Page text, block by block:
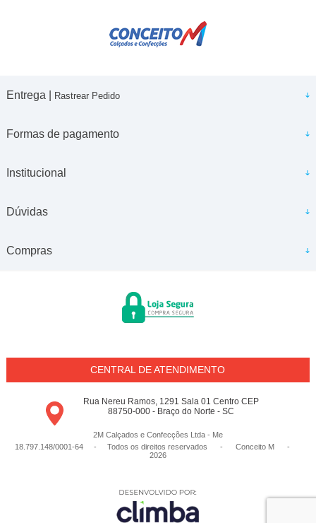
Entrega | Rastrear Pedido
Formas de pagamento
Institucional
Dúvidas
Compras
CENTRAL DE ATENDIMENTO
Rua Nereu Ramos, 1291 Sala 01 Centro CEP
88750-000 - Braço do Norte - SC
2M Calçados e Confecções Ltda - Me
18.797.148/0001-64 - Todos os direitos reservados
- Conceito M
-
2026